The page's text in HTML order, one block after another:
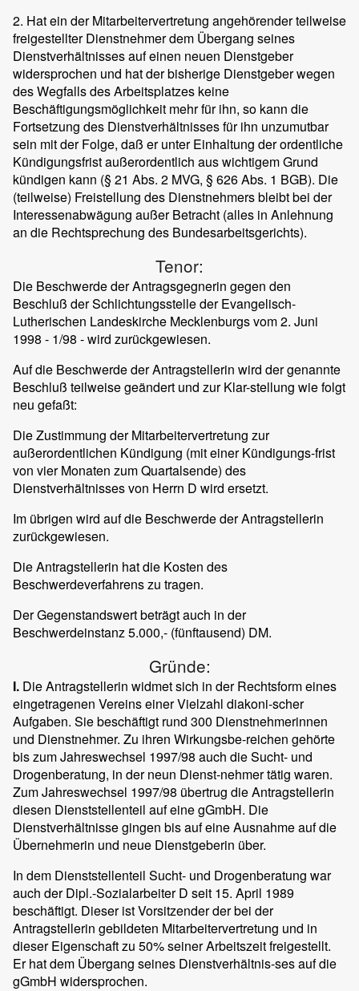
2. Hat ein der Mitarbeitervertretung angehörender teilweise
freigestellter Dienstnehmer dem Übergang seines
Dienstverhältnisses auf einen neuen Dienstgeber
widersprochen und hat der bisherige Dienstgeber wegen
des Wegfalls des Arbeitsplatzes keine
Beschäftigungsmöglichkeit mehr für ihn, so kann die
Fortsetzung des Dienstverhältnisses für ihn unzumutbar
sein mit der Folge, daß er unter Einhaltung der ordentliche
Kündigungsfrist außerordentlich aus wichtigem Grund
kündigen kann (§ 21 Abs. 2 MVG, § 626 Abs. 1 BGB). Die
(teilweise) Freistellung des Dienstnehmers bleibt bei der
Interessenabwägung außer Betracht (alles in Anlehnung
an die Rechtsprechung des Bundesarbeitsgerichts).
Tenor:
Die Beschwerde der Antragsgegnerin gegen den
Beschluß der Schlichtungsstelle der Evangelisch-
Lutherischen Landeskirche Mecklenburgs vom 2. Juni
1998 - 1/98 - wird zurückgewiesen.
Auf die Beschwerde der Antragstellerin wird der genannte
Beschluß teilweise geändert und zur Klar-stellung wie folgt
neu gefaßt:
Die Zustimmung der Mitarbeitervertretung zur
außerordentlichen Kündigung (mit einer Kündigungs-frist
von vier Monaten zum Quartalsende) des
Dienstverhältnisses von Herrn D wird ersetzt.
Im übrigen wird auf die Beschwerde der Antragstellerin
zurückgewiesen.
Die Antragstellerin hat die Kosten des
Beschwerdeverfahrens zu tragen.
Der Gegenstandswert beträgt auch in der
Beschwerdeinstanz 5.000,- (fünftausend) DM.
Gründe:
I. Die Antragstellerin widmet sich in der Rechtsform eines
eingetragenen Vereins einer Vielzahl diakoni-scher
Aufgaben. Sie beschäftigt rund 300 Dienstnehmerinnen
und Dienstnehmer. Zu ihren Wirkungsbe-reichen gehörte
bis zum Jahreswechsel 1997/98 auch die Sucht- und
Drogenberatung, in der neun Dienst-nehmer tätig waren.
Zum Jahreswechsel 1997/98 übertrug die Antragstellerin
diesen Dienststellenteil auf eine gGmbH. Die
Dienstverhältnisse gingen bis auf eine Ausnahme auf die
Übernehmerin und neue Dienstgeberin über.
In dem Dienststellenteil Sucht- und Drogenberatung war
auch der Dipl.-Sozialarbeiter D seit 15. April 1989
beschäftigt. Dieser ist Vorsitzender der bei der
Antragstellerin gebildeten Mitarbeitervertretung und in
dieser Eigenschaft zu 50% seiner Arbeitszeit freigestellt.
Er hat dem Übergang seines Dienstverhältnis-ses auf die
gGmbH widersprochen.